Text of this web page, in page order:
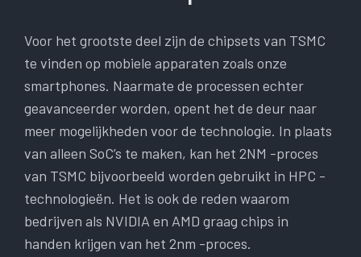
Voor het grootste deel zijn de chipsets van TSMC
te vinden op mobiele apparaten zoals onze
smartphones. Naarmate de processen echter
geavanceerder worden, opent het de deur naar
meer mogelijkheden voor de technologie. In plaats
van alleen SoC’s te maken, kan het 2NM -proces
van TSMC bijvoorbeeld worden gebruikt in HPC -
technologieën. Het is ook de reden waarom
bedrijven als NVIDIA en AMD graag chips in
handen krijgen van het 2nm -proces.